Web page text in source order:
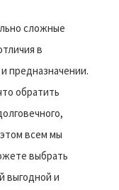
сложные
в
предназначении.
обратить
всем мы
выбрать
выгодной и